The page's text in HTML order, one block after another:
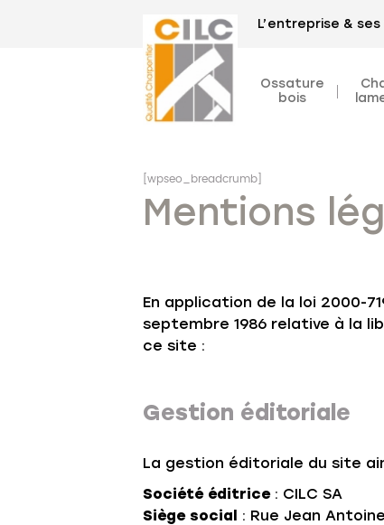
L’entreprise &
Ossature
bois
[wpseo_breadcrumb]
Mentions
En application de la loi 2000-
septembre 1986 relative à la
ce site :
Gestion éditoriale
La gestion éditoriale du site
Société éditrice: CILC SA
Siège social : Rue Jean